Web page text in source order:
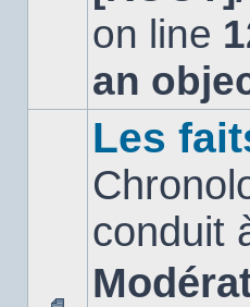
on line
an
Les
conduit